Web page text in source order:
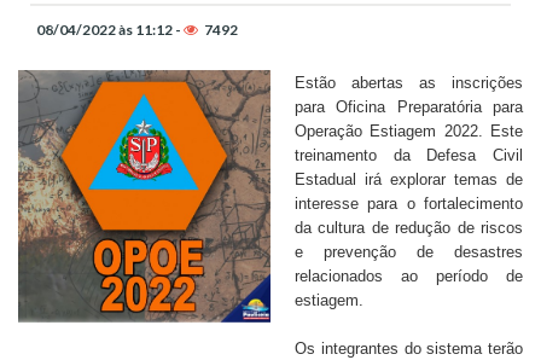
08/04/2022 às 11:12 - 7492
Estão abertas as inscrições
para Oficina Preparatória para
Operação Estiagem 2022. Este
treinamento da Defesa Civil
Estadual irá explorar temas de
interesse para o fortalecimento
da cultura de redução de riscos
e prevenção de desastres
relacionados ao período de
estiagem.
Os integrantes do sistema terão